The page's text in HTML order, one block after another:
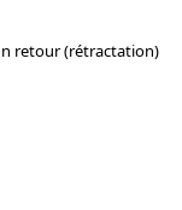
retour (rétractation)